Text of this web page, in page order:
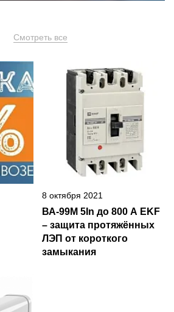
Смотреть все
8 октября 2021
ВА-99М 5In до 800 А EKF
– защита протяжённых
ЛЭП от короткого
замыкания